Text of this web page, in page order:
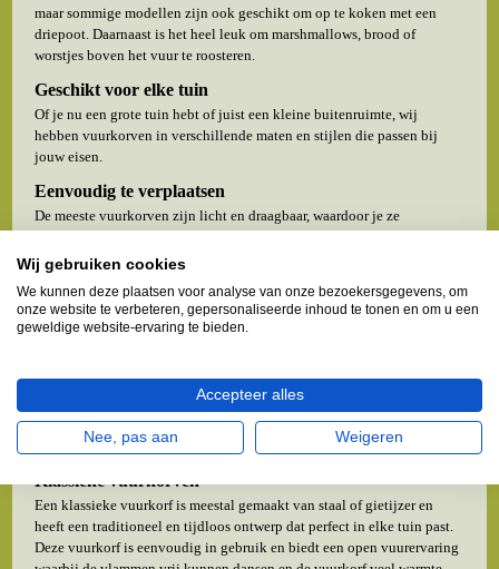
maar sommige modellen zijn ook geschikt om op te koken met een
driepoot. Daarnaast is het heel leuk om marshmallows, brood of
worstjes boven het vuur te roosteren.
Geschikt voor elke tuin
Of je nu een grote tuin hebt of juist een kleine buitenruimte, wij
hebben vuurkorven in verschillende maten en stijlen die passen bij
jouw eisen.
Eenvoudig te verplaatsen
De meeste vuurkorven zijn licht en draagbaar, waardoor je ze
gemakkelijk kunt verplaatsen binnen de tuin of zelfs mee kunt nemen
naar andere feestlocaties.
Duurzaam en onderhoudsvriendelijk
Onze vuurkorven zijn gemaakt van hoogwaardige materialen zoals
staal, gietijzer of roestvrij staal, waardoor ze bestand zijn tegen
Soorten vuurkorven
Er zijn veel verschillende soorten vuurkorven verkrijgbaar met elk hun
eigen unieke voordelen en toepassingen.
Klassieke vuurkorven
Een klassieke vuurkorf is meestal gemaakt van staal of gietijzer en
heeft een traditioneel en tijdloos ontwerp dat perfect in elke tuin past.
Deze vuurkorf is eenvoudig in gebruik en biedt een open vuurervaring
Wij gebruiken cookies
We kunnen deze plaatsen voor analyse van onze bezoekersgegevens, om
onze website te verbeteren, gepersonaliseerde inhoud te tonen en om u een
geweldige website-ervaring te bieden.
Accepteer alles
Nee, pas aan Weigeren